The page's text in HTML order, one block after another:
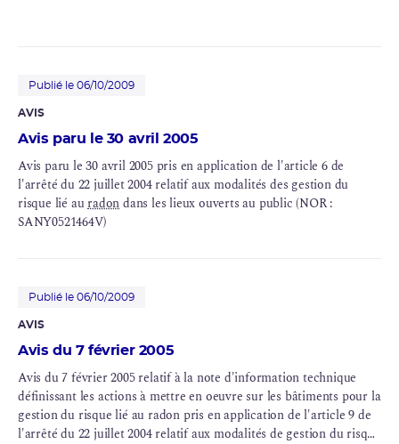
Publié le 06/10/2009
AVIS
Avis paru le 30 avril 2005
Avis paru le 30 avril 2005 pris en application de l'article 6 de
l'arrêté du 22 juillet 2004 relatif aux modalités des gestion du
risque lié auradondans les lieux ouverts au public (NOR :
SANY0521464V)
Publié le 06/10/2009
AVIS
Avis du 7 février 2005
Avis du 7 février 2005 relatif à la note d'information technique
définissant les actions à mettre en oeuvre sur les bâtiments pour la
gestion du risque lié au radon pris en application de l'article 9 de
l'arrêté du 22 juillet 2004 relatif aux modalités de gestion du risque